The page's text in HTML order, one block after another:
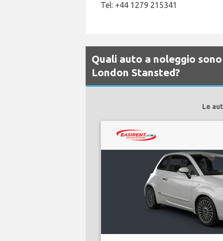
Tel: +44 1279 215341
Quali auto a noleggio
London Stansted?
Le